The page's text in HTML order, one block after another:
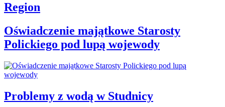
Region
Oświadczenie majątkowe Starosty
Polickiego pod lupą wojewody
Problemy z wodą w Studnicy